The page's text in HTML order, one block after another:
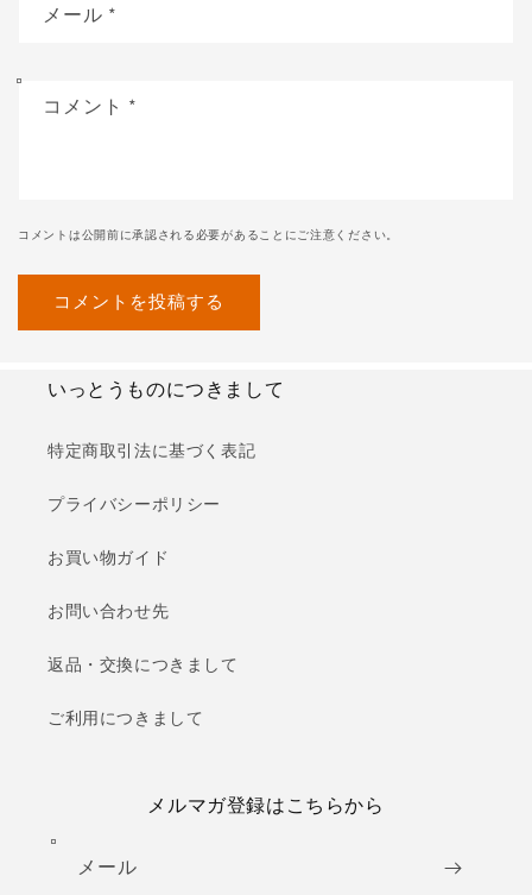
メール *
コメント *
コメントは公開前に承認される必要があることにご注意ください。
いっとうものにつきまして
特定商取引法に基づく表記
プライバシーポリシー
お買い物ガイド
お問い合わせ先
返品・交換につきまして
ご利用につきまして
メルマガ登録はこちらから
メール